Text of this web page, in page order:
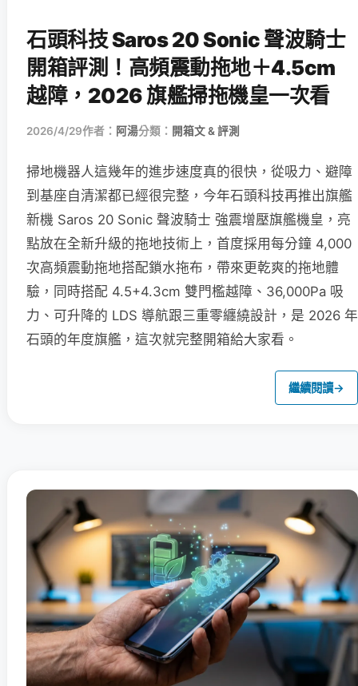
石頭科技 Saros 20 Sonic 聲波騎士
開箱評測！高頻震動拖地＋4.5cm
越障，2026 旗艦掃拖機皇一次看
2026/4/29作者： 阿湯分類： 開箱文 & 評測
掃地機器人這幾年的進步速度真的很快，從吸力、避障
到基座自清潔都已經很完整，今年石頭科技再推出旗艦
新機 Saros 20 Sonic 聲波騎士 強震增壓旗艦機皇，亮
點放在全新升級的拖地技術上，首度採用每分鐘 4,000
次高頻震動拖地搭配鎖水拖布，帶來更乾爽的拖地體
驗，同時搭配 4.5+4.3cm 雙門檻越障、36,000Pa 吸
力、可升降的 LDS 導航跟三重零纏繞設計，是 2026 年
石頭的年度旗艦，這次就完整開箱給大家看。
繼續閱讀→